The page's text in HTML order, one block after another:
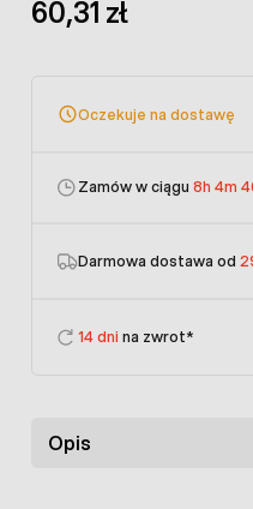
60,31 zł
Oczekuje na dostawę
Zamów w ciągu 8h 4m
Darmowa dostawa od
14 dni na zwrot*
Opis